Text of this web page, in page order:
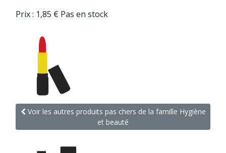
Prix : 1,85 € Pas en stock
Voir les autres produits pas chers de la famille Hygiène
et beauté